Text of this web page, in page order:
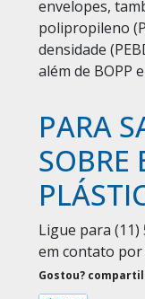
envelopes,
polipropileno
densidade
além de BOPP e
PARA
SOBRE
Ligue para (11)
em contato por
Gostou?